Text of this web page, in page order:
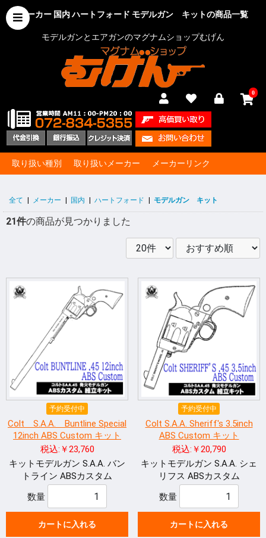
メーカー 国内 ハートフォード モデルガン キットの商品一覧
モデルガンとエアガンのマグナムショップむげん
0
取り扱い種別 取り扱いメーカー メーカーリンク
全て メーカー 国内 ハートフォード モデルガン キット
21件の商品が見つかりました
予約受付中
Colt S.A.A. Buntline Special
12inch ABS Custom キット
税込:￥23,760
キットモデルガン S.A.A. バン
トライン ABSカスタム
数量
カートに入れる
予約受付中
Colt S.A.A. Sheriff's 3.5inch
ABS Custom キット
税込:￥20,790
キットモデルガン S.A.A. シェ
リフス ABSカスタム
数量
カートに入れる